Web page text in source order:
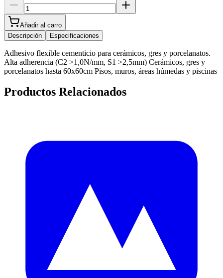
Añadir al carro
Descripción
Especificaciones
Adhesivo flexible cementicio para cerámicos, gres y porcelanatos.
Alta adherencia (C2 >1,0N/mm, S1 >2,5mm) Cerámicos, gres y
porcelanatos hasta 60x60cm Pisos, muros, áreas húmedas y piscinas
Productos Relacionados